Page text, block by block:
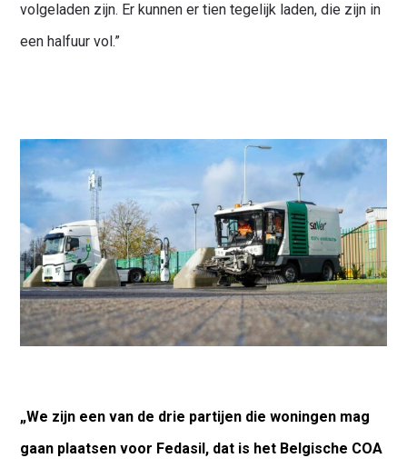
volgeladen zijn. Er kunnen er tien tegelijk laden, die zijn in
een halfuur vol.”
„We zijn een van de drie partijen die woningen mag
gaan plaatsen voor Fedasil, dat is het Belgische COA